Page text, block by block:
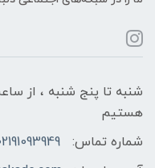
هستیم
شماره تماس: